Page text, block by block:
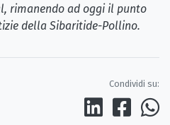
rimanendo ad oggi il punto
della Sibaritide-Pollino.
Condividi su: